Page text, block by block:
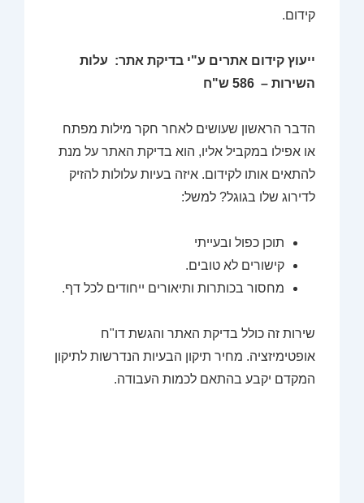
קידום.
ייעוץ קידום אתרים ע"י בדיקת אתר: עלות
השירות – 586 ש"ח
הדבר הראשון שעושים לאחר חקר מילות מפתח
או אפילו במקביל אליו, הוא בדיקת האתר על מנת
להתאים אותו לקידום. איזה בעיות עלולות להזיק
לדירוג שלו בגוגל? למשל:
תוכן כפול ובעייתי
קישורים לא טובים.
מחסור בכותרות ותיאורים ייחודים לכל דף.
שירות זה כולל בדיקת האתר והגשת דו"ח
אופטימיזציה. מחיר תיקון הבעיות הנדרשות לתיקון
המקדם יקבע בהתאם לכמות העבודה.